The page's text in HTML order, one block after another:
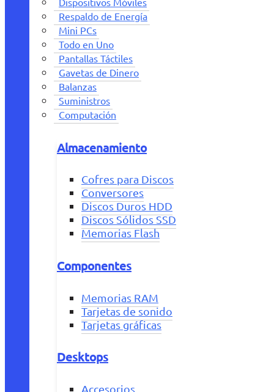
Respaldo de Energía
Mini PCs
Todo en Uno
Pantallas Táctiles
Gavetas de Dinero
Balanzas
Suministros
Computación
Almacenamiento
Cofres para Discos
Conversores
Discos Duros HDD
Discos Sólidos SSD
Memorias Flash
Componentes
Memorias RAM
Tarjetas de sonido
Tarjetas gráficas
Desktops
Accesorios